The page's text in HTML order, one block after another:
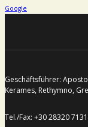
Google
Geschäftsführer:
Kerames, Rethymno,
Tel./Fax: +30 28320